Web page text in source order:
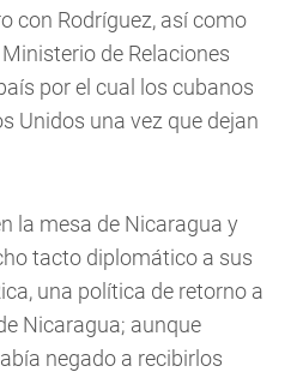
con Rodríguez, así como
de Relaciones
por el cual los cubanos
Unidos una vez que dejan
la mesa de Nicaragua y
tacto diplomático a sus
una política de retorno a
Nicaragua; aunque
negado a recibirlos